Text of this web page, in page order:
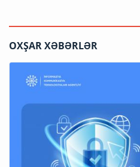
OXŞAR XƏBƏRLƏR